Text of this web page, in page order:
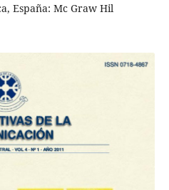
España: Mc Graw Hil